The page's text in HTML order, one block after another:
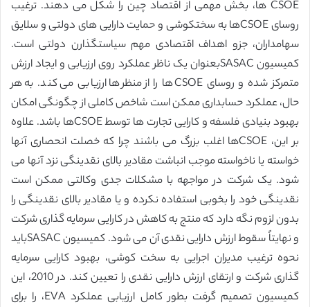
CSOE ها، بخش مهمی از اقتصاد چین را شکل می دهند. ترغیب
روسای CSOEها به سختکوشی و حمایت دارایی های دولتی و سلایق
سهامداران، جزو اهداف اقتصادی مهم سیاستگذارن دولتی است.
کمیسیون SASACبعنوان یک ناظر عملکرد روی ارزیابی و ایجاد ارزش
متمرکز شده و روسای CSOEها را از منظرها ارزیابی می کند. به هر
حال، عملکرد حسابداری ممکن است شاخص کاملی از چگونگی امکان
بهبود بنیادی فلسفه و کارایی تجارت ها توسط CSOEها باشد. علاوه
بر این، CSOEها اغلب بزرگ می باشند چرا که خصلت انحصاری آنها
خواسته یا ناخواسته موجب انباشت مقادیر بالای نقدینگی نزد آنها می
شود. یک شرکت در مواجهه با مشکلات جدی وکالتی ممکن است
نقدینگی خود را بخوبی استفاده نکرده و یا مقادیر بالای نقدینگی را
بدون لزوم نگه دارد که منتج به کاهش در کارایی سرمایه گذاری شرکت
و نهایتاً سقوط ارزش دارایی نقدی آن می شود. کمیسیون SASACباید
نحوه ترغیب مدیران اجرایی به سخت کوشی، بهبود کارایی سرمایه
گذاری شرکت و ارتقای ارزش دارایی نقدی را تعیین کند. در 2010، این
کمیسیون تصمیم گرفت بطور کامل ارزیابی عملکرد EVA، را برای